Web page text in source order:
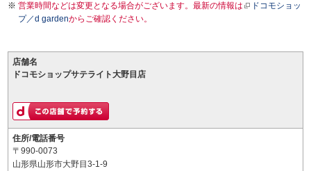
営業時間などは変更となる場合がございます。最新の情報は
ドコモショッ
プ／d gardenからご確認ください。
店舗名
ドコモショップサテライト大野目店
住所/電話番号
〒990-0073
山形県山形市大野目3-1-9